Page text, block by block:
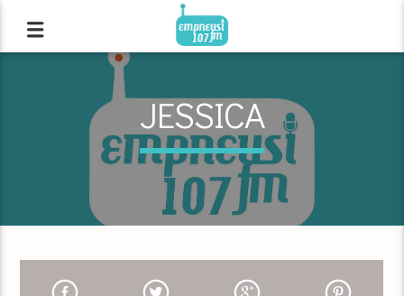
JESSICA